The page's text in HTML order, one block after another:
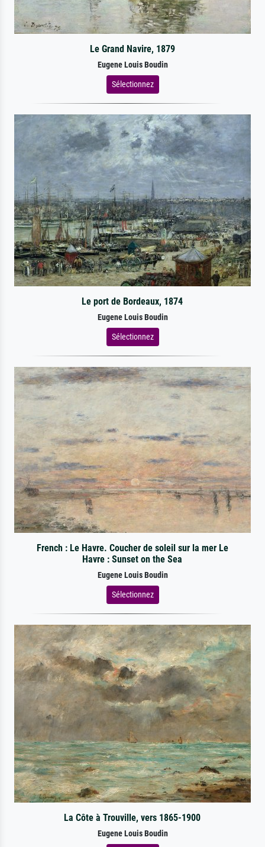
Le Grand Navire, 1879
Eugene Louis Boudin
Sélectionnez
Le port de Bordeaux, 1874
Eugene Louis Boudin
Sélectionnez
French : Le Havre. Coucher de soleil sur la mer Le
Havre : Sunset on the Sea
Eugene Louis Boudin
Sélectionnez
La Côte à Trouville, vers 1865-1900
Eugene Louis Boudin